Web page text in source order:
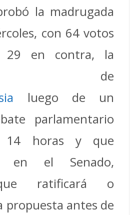
la madrugada
con 64 votos
en contra, la
de
luego de un
parlamentario
14 horas y que
en el Senado,
ratificará o
propuesta antes de